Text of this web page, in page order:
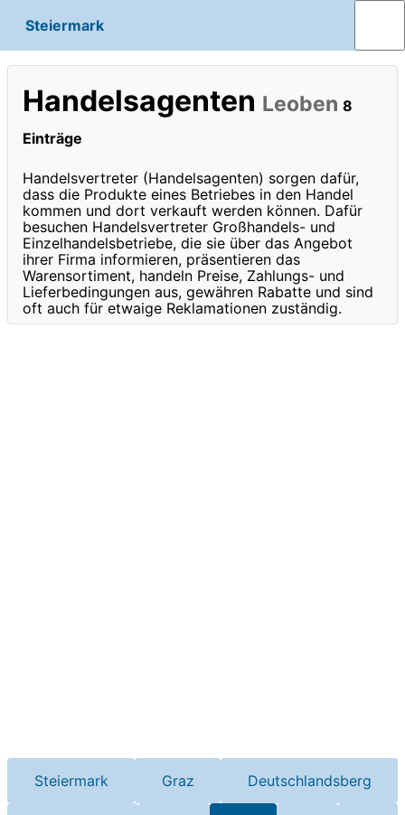
Steiermark
Handelsagenten Leoben 8
Einträge
Handelsvertreter (Handelsagenten) sorgen dafür,
dass die Produkte eines Betriebes in den Handel
kommen und dort verkauft werden können. Dafür
besuchen Handelsvertreter Großhandels- und
Einzelhandelsbetriebe, die sie über das Angebot
ihrer Firma informieren, präsentieren das
Warensortiment, handeln Preise, Zahlungs- und
Lieferbedingungen aus, gewähren Rabatte und sind
oft auch für etwaige Reklamationen zuständig.
Steiermark Graz Deutschlandsberg